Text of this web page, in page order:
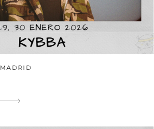
MADRID